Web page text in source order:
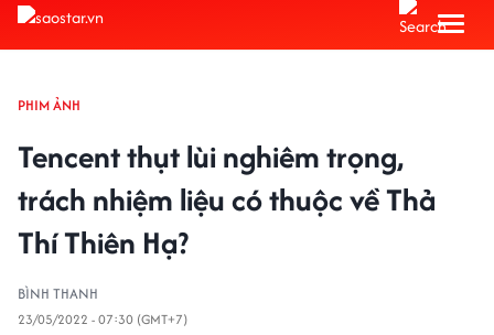
PHIM ẢNH
Tencent thụt lùi nghiêm trọng,
trách nhiệm liệu có thuộc về Thả
Thí Thiên Hạ?
BÌNH THANH
23/05/2022 - 07:30 (GMT+7)